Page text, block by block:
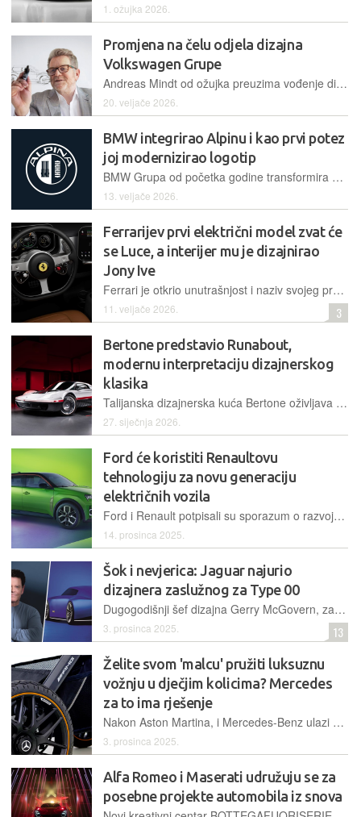
1. ožujka 2026.
Promjena na čelu odjela dizajna
Volkswagen Grupe
Andreas Mindt od ožujka preuzima vođenje dizajna Volkswagen grupe, nasljeđujući Michaela Mauera koji odlazi nakon uspješne ere definiranja identiteta marki Porsche i Volkswagen
20. veljače 2026.
BMW integrirao Alpinu i kao prvi potez
joj modernizirao logotip
BMW Grupa od početka godine transformira BMW Alpina u zasebnu marku, fokusirajući se na spoj visokih performansi, ručne izrade i personalizacije za najzahtjevnije kupce. Započeli su s amblemom
13. veljače 2026.
Ferrarijev prvi električni model zvat će
se Luce, a interijer mu je dizajnirao
Jony Ive
Ferrari je otkrio unutrašnjost i naziv svojeg prvog potpuno električnog modela Luce, koji kombinira ekstremne performanse i snagu od 1.000 KS s taktilnim luksuzom i sasvim drugačijim dizajnom kabine
11. veljače 2026. 3
Bertone predstavio Runabout,
modernu interpretaciju dizajnerskog
klasika
Talijanska dizajnerska kuća Bertone oživljava kultni koncept iz 1969. godine kroz limitiranu seriju Runabout, spajajući povijesni "nautički" dizajn s modernim V6 motorom i ručnim mjenjačem
27. siječnja 2026.
Ford će koristiti Renaultovu
tehnologiju za novu generaciju
električnih vozila
Ford i Renault potpisali su sporazum o razvoju dva nova električna modela na platformi Ampere koji će se proizvoditi u Francuskoj, s prvim vozilom koje će se očekivano pojaviti na tržištu početkom 2028. godine
14. prosinca 2025.
Šok i nevjerica: Jaguar najurio
dizajnera zaslužnog za Type 00
Dugogodišnji šef dizajna Gerry McGovern, zaslužan za ikone Range Rover i Defender, ali i kontroverzan dizajnerski zaokret marke, navodno je otpušten samo koji tjedan nakon dolaska nove uprave
3. prosinca 2025. 13
Želite svom 'malcu' pružiti luksuznu
vožnju u dječjim kolicima? Mercedes
za to ima rješenje
Nakon Aston Martina, i Mercedes-Benz ulazi u svijet luksuzne dječje opreme. U suradnji s Hartanom, predstavili su četiri modela kolica, uključujući i AMG GT2 verziju s posebnim naplatcima
3. prosinca 2025.
Alfa Romeo i Maserati udružuju se za
posebne projekte automobila iz snova